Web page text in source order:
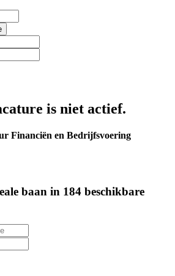
is niet actief.
Financiën en Bedrijfsvoering
baan in 184 beschikbare